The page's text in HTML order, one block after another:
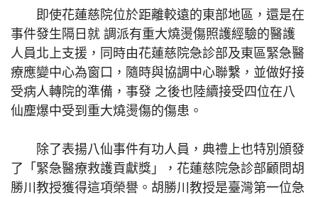
即使花蓮慈院位於距離較遠的東部地區，還是在
事件發生隔日就 調派有重大燒燙傷照護經驗的醫護
人員北上支援，同時由花蓮慈院急診部及東區緊急醫
療應變中心為窗口，隨時與協調中心聯繫，並做好接
受病人轉院的準備，事發 之後也陸續接受四位在八
仙塵爆中受到重大燒燙傷的傷患。
除了表揚八仙事件有功人員，典禮上也特別頒發
了「緊急醫療救護貢獻獎」，花蓮慈院急診部顧問胡
勝川教授獲得這項榮譽。胡勝川教授是臺灣第一位急